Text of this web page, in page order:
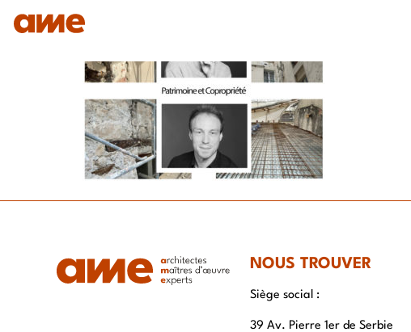
NOUS TROUVER
Siège social :
39 Av. Pierre 1er de Serbie